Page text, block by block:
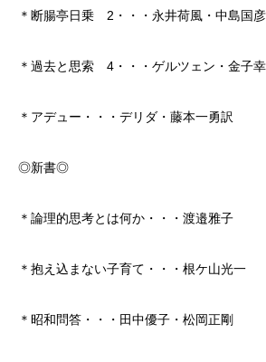
＊断腸亭日乗 2・・・永井荷風・中島国
＊過去と思索 4・・・ゲルツェン・金子
＊アデュー・・・デリダ・藤本一勇訳
◎新書◎
＊論理的思考とは何か・・・渡邉雅子
＊抱え込まない子育て・・・根ケ山光一
＊昭和問答・・・田中優子・松岡正剛